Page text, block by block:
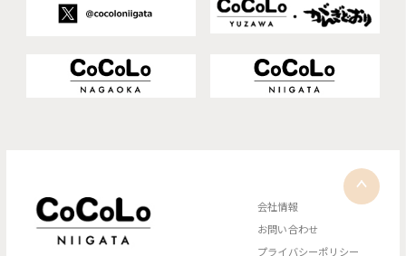
会社情報
お問い合わせ
プライバシーポリシー